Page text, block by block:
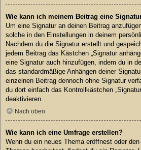
Wie kann ich meinem Beitrag eine
Um eine Signatur an deinen Beitrag
solche in den Einstellungen in deinem
Nachdem du die Signatur erstellt und
jedem Beitrag das Kästchen „Signatur
eine Signatur auch hinzufügen, indem du in
das standardmäßige Anhängen deiner
einzelnen Beitrag dennoch ohne Signatur
du dort einfach das Kontrollkästchen
deaktivieren.
Nach oben
Wie kann ich eine Umfrage erstellen?
Wenn du ein neues Thema eröffnest oder